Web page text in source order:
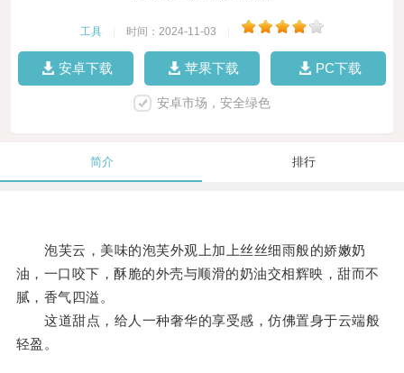
工具 时间：2024-11-03
安卓下载 苹果下载 PC下载
安卓市场，安全绿色
简介 排行
泡芙云，美味的泡芙外观上加上丝丝细雨般的娇嫩奶
油，一口咬下，酥脆的外壳与顺滑的奶油交相辉映，甜而不
腻，香气四溢。
这道甜点，给人一种奢华的享受感，仿佛置身于云端般
轻盈。